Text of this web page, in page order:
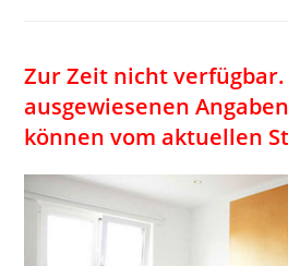
Zur Zeit nicht verfügbar.
ausgewiesenen
können vom aktuellen